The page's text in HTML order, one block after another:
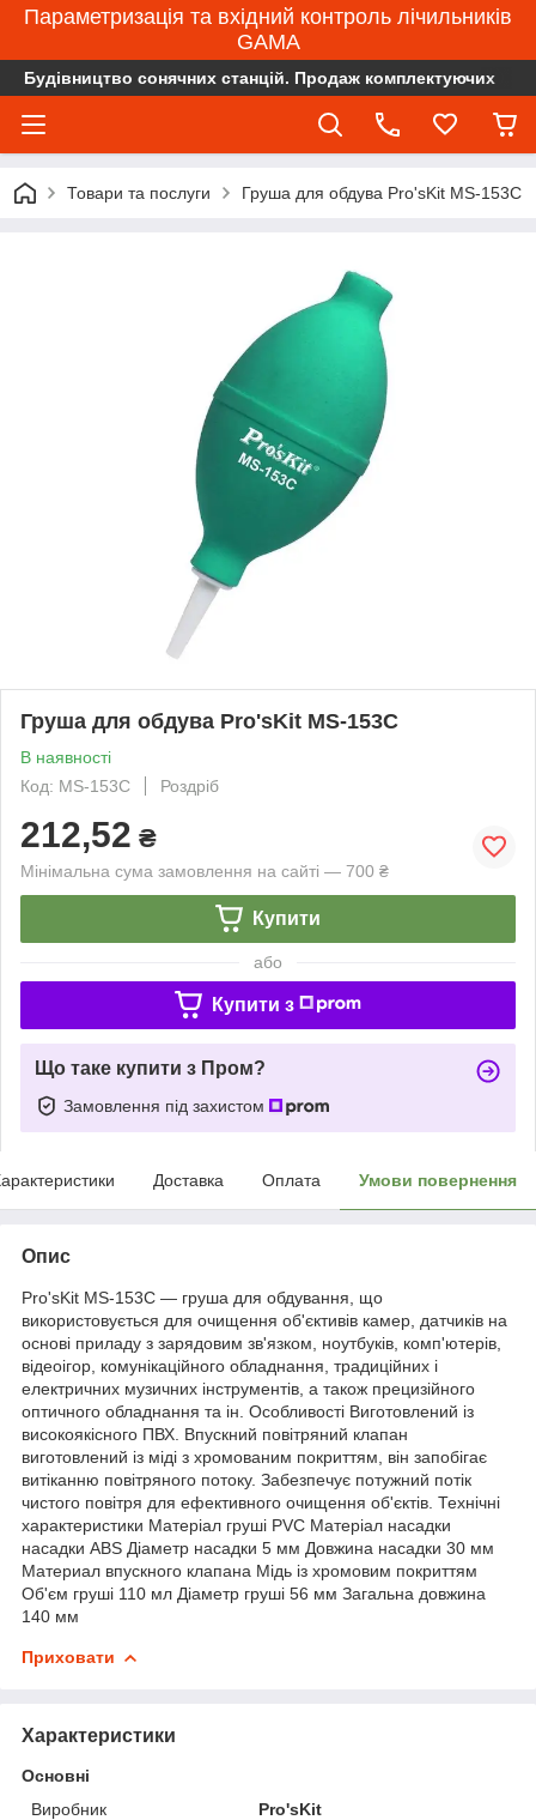
Параметризація та вхідний контроль лічильників
GAMA
Будівництво сонячних станцій. Продаж комплектуючих
Товари та послуги Груша для обдува Pro'sKit MS-153C
Груша для обдува Pro'sKit MS-153C
В наявності
Код: MS-153C
Роздріб
212,52 ₴
Мінімальна сума замовлення на сайті — 700 ₴
Купити
або
Купити з
Що таке купити з Пром?
Замовлення під захистом
Доставка Оплата Умови повернення
Опис
Pro'sKit MS-153C — груша для обдування, що
використовується для очищення об'єктивів камер, датчиків на
основі приладу з зарядовим зв'язком, ноутбуків, комп'ютерів,
відеоігор, комунікаційного обладнання, традиційних і
електричних музичних інструментів, а також прецизійного
оптичного обладнання та ін. Особливості Виготовлений із
високоякісного ПВХ. Впускний повітряний клапан
виготовлений із міді з хромованим покриттям, він запобігає
витіканню повітряного потоку. Забезпечує потужний потік
чистого повітря для ефективного очищення об'єктів. Технічні
характеристики Матеріал груші PVC Матеріал насадки
насадки ABS Діаметр насадки 5 мм Довжина насадки 30 мм
Материал впускного клапана Мідь із хромовим покриттям
Об'єм груші 110 мл Діаметр груші 56 мм Загальна довжина
140 мм
Приховати
Характеристики
Основні
Виробник
Pro'sKit